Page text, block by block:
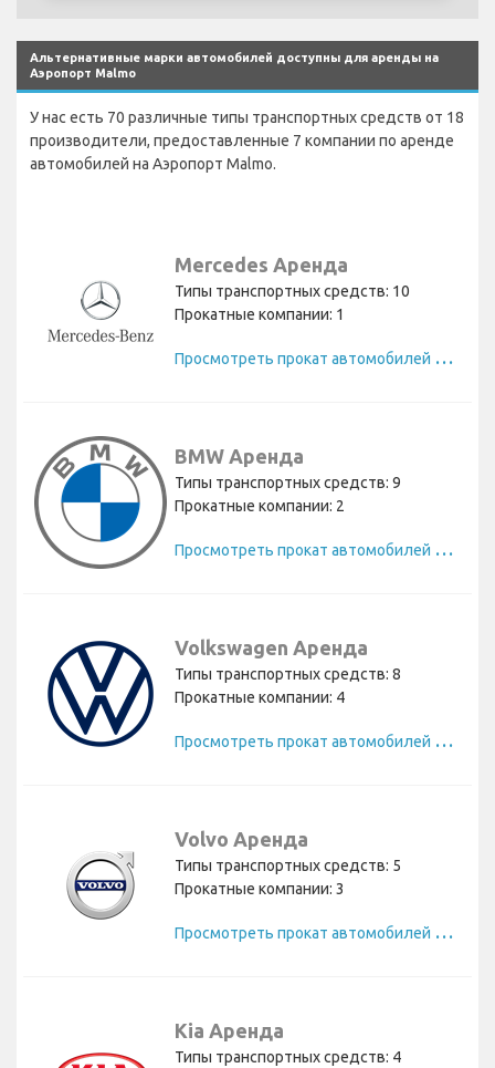
Альтернативные марки автомобилей доступны для аренды на
Аэропорт Malmo
У нас есть 70 различные типы транспортных средств от 18
производители, предоставленные 7 компании по аренде
автомобилей на Аэропорт Malmo.
Mercedes Аренда
Типы транспортных средств: 10
Прокатные компании: 1
П
росмотреть прокат автомобилей Mercedes
BMW Аренда
Типы транспортных средств: 9
Прокатные компании: 2
П
росмотреть прокат автомобилей BMW
Volkswagen Аренда
Типы транспортных средств: 8
Прокатные компании: 4
П
росмотреть прокат автомобилей Volkswagen
Volvo Аренда
Типы транспортных средств: 5
Прокатные компании: 3
П
росмотреть прокат автомобилей Volvo
Kia Аренда
Типы транспортных средств: 4